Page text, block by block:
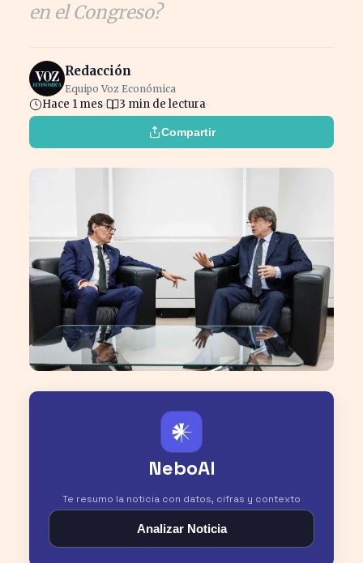
en el Congreso?
Redacción
Equipo Voz Económica
Hace 1 mes 3 min de lectura
Compartir
𒀭
NeboAI
Te resumo la noticia con datos, cifras y contexto
Analizar Noticia